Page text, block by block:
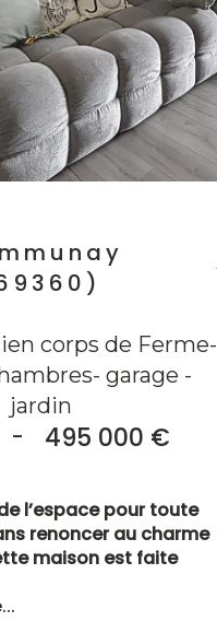
corps de Ferme-
garage -
jardin
- 495 000 €
l’espace pour toute
renoncer au charme
maison est faite